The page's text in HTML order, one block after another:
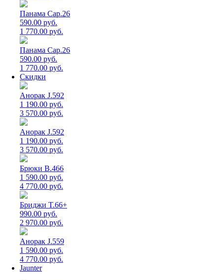
Панама Cap.26
590.00 руб.
1 770.00 руб.
Панама Cap.26
590.00 руб.
1 770.00 руб.
Скидки
Анорак J.592
1 190.00 руб.
3 570.00 руб.
Анорак J.592
1 190.00 руб.
3 570.00 руб.
Брюки B.466
1 590.00 руб.
4 770.00 руб.
Бриджи T.66+
990.00 руб.
2 970.00 руб.
Анорак J.559
1 590.00 руб.
4 770.00 руб.
Jaunter